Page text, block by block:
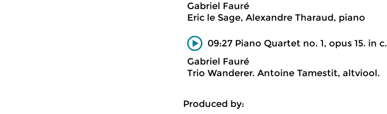
Gabriel Fauré
Eric le Sage, Alexandre Tharaud, piano
09:27 Piano Quartet no. 1, opus 15. in c.
Gabriel Fauré
Trio Wanderer. Antoine Tamestit, altviool.
Produced by: